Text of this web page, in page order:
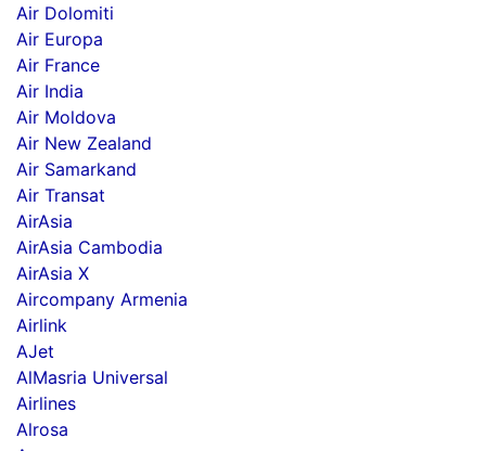
Air Dolomiti
Air Europa
Air France
Air India
Air Moldova
Air New Zealand
Air Samarkand
Air Transat
AirAsia
AirAsia Cambodia
AirAsia X
Aircompany Armenia
Airlink
AJet
AlMasria Universal
Airlines
Alrosa